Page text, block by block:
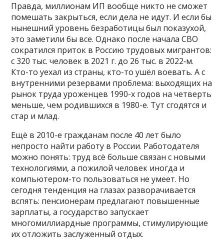
Правда, миллионам ИП вообще никто не сможет
помешать закрыться, если дела не идут. И если бы
нынешний уровень безработицы был показухой,
это заметили бы все. Однако после начала СВО
сократился приток в Россию трудовых мигрантов:
с 320 тыс. человек в 2021 г. до 26 тыс. в 2022‑м.
Кто-то уехал из страны, кто-то ушёл воевать. А с
внутренними резервами проблема: выходящих на
рынок труда уроженцев 1990-х годов на четверть
меньше, чем родившихся в 1980-е. Тут сгодятся и
стар и млад.
Ещё в 2010-е гражданам после 40 лет было
непросто найти работу в России. Работодателя
можно понять: труд всё больше связан с новыми
технологиями, а пожилой человек иногда и
компьютером-то пользоваться не умеет. Но
сегодня тенденция на глазах разворачивается
вспять: пенсионерам предлагают повышенные
зарплаты, а государство запускает
многомиллиардные программы, стимулирующие
их отложить заслуженный отдых.